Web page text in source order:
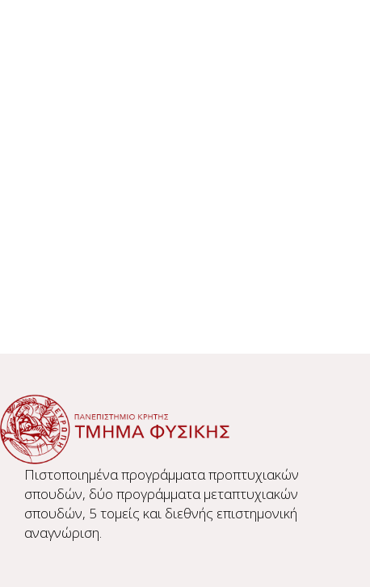
Πιστοποιημένα προγράμματα προπτυχιακών
σπουδών, δύο προγράμματα μεταπτυχιακών
σπουδών, 5 τομείς και διεθνής επιστημονική
αναγνώριση.